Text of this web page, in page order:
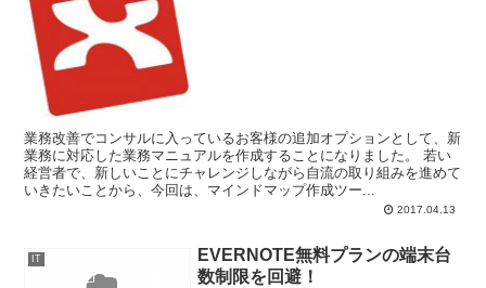
業務改善でコンサルに入っているお客様の追加オプションとして、新
業務に対応した業務マニュアルを作成することになりました。 若い
経営者で、新しいことにチャレンジしながら自流の取り組みを進めて
いきたいことから、今回は、マインドマップ作成ツー...
2017.04.13
IT
EVERNOTE無料プランの端末台
数制限を回避！